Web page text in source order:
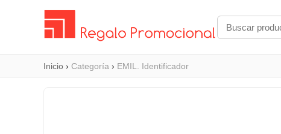
Inicio › Categoría › EMIL. Identificador